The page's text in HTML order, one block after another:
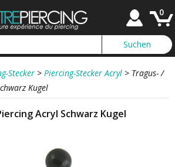
0
Stecker > Piercing-Stecker Acryl > Tragus- /
Kugel
Acryl Schwarz Kugel